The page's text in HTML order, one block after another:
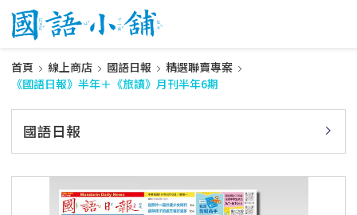
首頁 線上商店 國語日報
精選聯賣專案
《國語日報》半年＋《旅讀》月刊半年6期
國語日報